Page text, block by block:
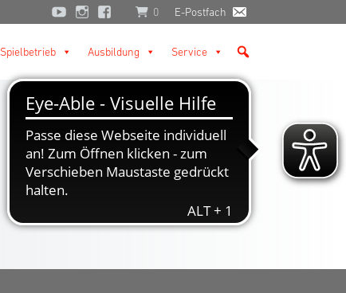
0 E-Postfach
Spielbetrieb Ausbildung Service